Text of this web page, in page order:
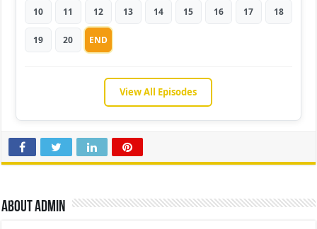
10 11 12 13 14 15 16 17 18
19 20 END
View All Episodes
About admin